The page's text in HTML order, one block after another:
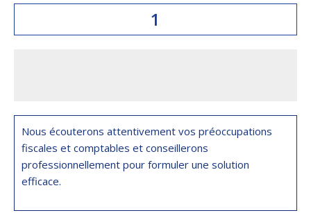
1
Nous écouterons attentivement vos préoccupations
fiscales et comptables et conseillerons
professionnellement pour formuler une solution
efficace.